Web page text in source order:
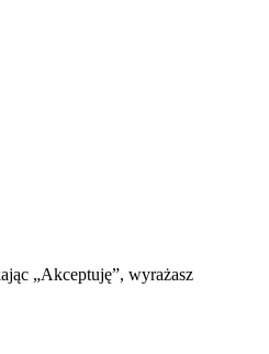
„Akceptuję”, wyrażasz